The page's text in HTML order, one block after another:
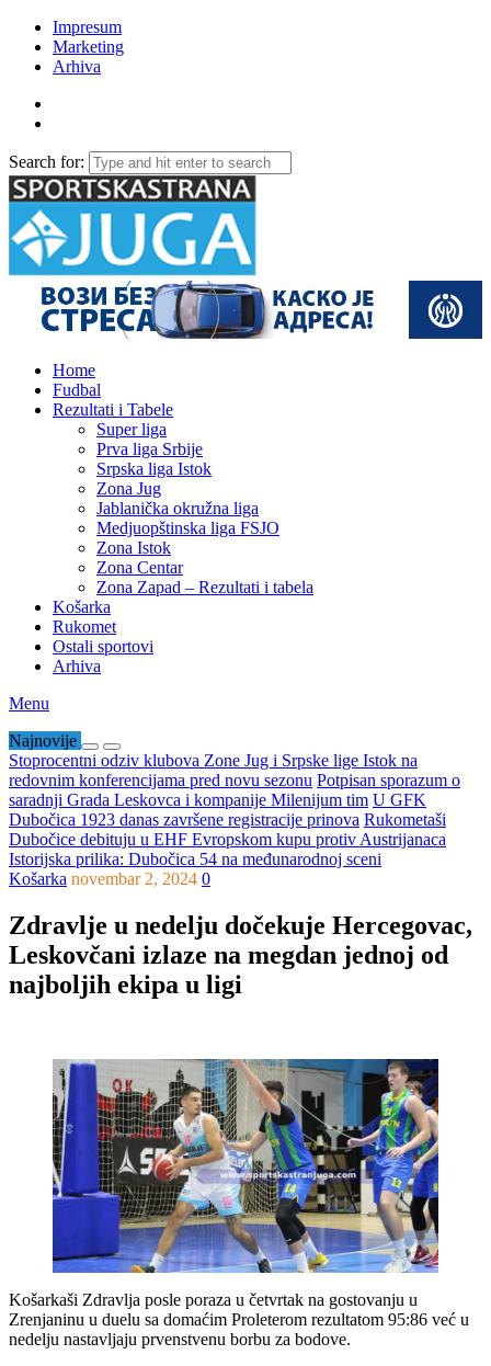
Impresum
Marketing
Arhiva
Search for:
Home
Fudbal
Rezultati i Tabele
Super liga
Prva liga Srbije
Srpska liga Istok
Zona Jug
Jablanička okružna liga
Medjuopštinska liga FSJO
Zona Istok
Zona Centar
Zona Zapad – Rezultati i tabela
Košarka
Rukomet
Ostali sportovi
Arhiva
Menu
Najnovije
Stoprocentni odziv klubova Zone Jug i Srpske lige Istok na
redovnim konferencijama pred novu sezonu Potpisan sporazum o
saradnji Grada Leskovca i kompanije Milenijum tim U GFK
Dubočica 1923 danas završene registracije prinova Rukometaši
Dubočice debituju u EHF Evropskom kupu protiv Austrijanaca
Istorijska prilika: Dubočica 54 na međunarodnoj sceni
Košarka novembar 2, 2024 0
Zdravlje u nedelju dočekuje Hercegovac,
Leskovčani izlaze na megdan jednoj od
najboljih ekipa u ligi
Košarkaši Zdravlja posle poraza u četvrtak na gostovanju u
Zrenjaninu u duelu sa domaćim Proleterom rezultatom 95:86 već u
nedelju nastavljaju prvenstvenu borbu za bodove.